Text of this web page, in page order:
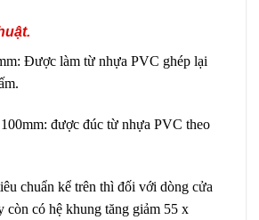
Được làm từ nhựa PVC ghép lại
được đúc từ nhựa PVC theo
chuẩn kể trên thì đối với dòng cửa
còn có hệ khung tăng giảm 55 x